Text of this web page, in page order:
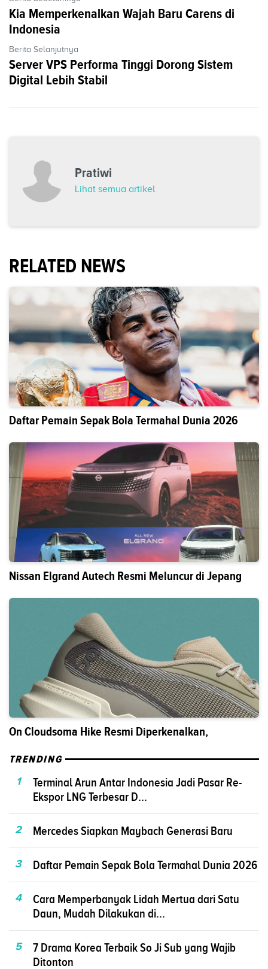
Kia Memperkenalkan Wajah Baru Carens di
Indonesia
Berita Selanjutnya
Server VPS Performa Tinggi Dorong Sistem
Digital Lebih Stabil
Pratiwi
Lihat semua artikel
RELATED NEWS
Daftar Pemain Sepak Bola Termahal Dunia 2026
Nissan Elgrand Autech Resmi Meluncur di Jepang
On Cloudsoma Hike Resmi Diperkenalkan,
TRENDING
1
Terminal Arun Antar Indonesia Jadi Pasar Re-
Ekspor LNG Terbesar D...
2 Mercedes Siapkan Maybach Generasi Baru
3 Daftar Pemain Sepak Bola Termahal Dunia 2026
4
Cara Memperbanyak Lidah Mertua dari Satu
Daun, Mudah Dilakukan di...
5
7 Drama Korea Terbaik So Ji Sub yang Wajib
Ditonton